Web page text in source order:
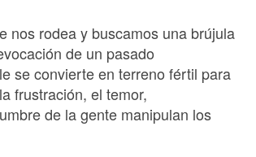
nos rodea y buscamos una brújula
de un pasado
se convierte en terreno fértil para
frustración, el temor,
de la gente manipulan los